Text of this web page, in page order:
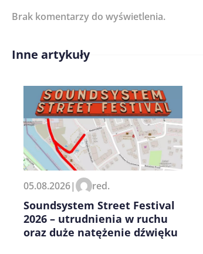
Imię/ Nick*
kolejnych
Brak komentarzy do wyświetlenia.
Inne artykuły
05.08.2026| red.
Soundsystem Street Festival
2026 – utrudnienia w ruchu
oraz duże natężenie dźwięku